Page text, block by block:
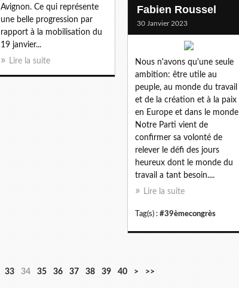
Avignon. Ce qui représente
une belle progression par
rapport à la mobilisation du
19 janvier...
Lire la suite
Fabien Roussel
30 Janvier 2023
Nous n'avons qu'une seule
ambition: être utile au
peuple, au monde du travail
et de la création et à la paix
en Europe et dans le monde
Notre Parti vient de
confirmer sa volonté de
relever le défi des jours
heureux dont le monde du
travail a tant besoin....
Lire la suite
Tag(s) : #39èmecongrès
33 34 35 36 37 38 39 40
5
6
7
8
9
1
2
3
4
> >>